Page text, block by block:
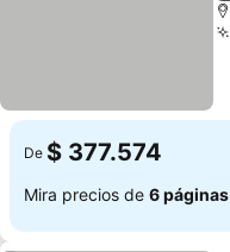
De $ 377.574
Mira precios de 6 páginas